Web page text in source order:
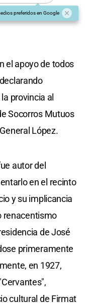
preferidos en Google
el apoyo de todos
provincia al
Socorros Mutuos
López.
autor del
en el recinto
y su implicancia
renacentismo
de José
primeramente
en 1927,
cultural de Firmat